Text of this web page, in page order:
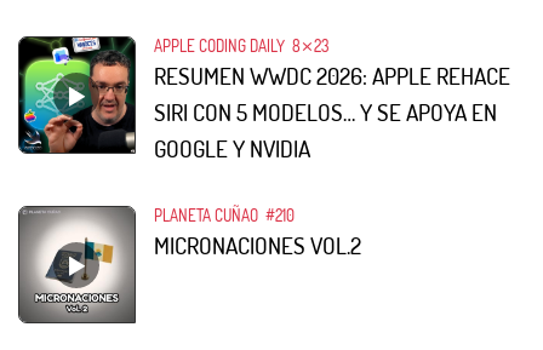
APPLE CODING DAILY 8⨯23
RESUMEN WWDC 2026: APPLE REHACE
SIRI CON 5 MODELOS… Y SE APOYA EN
GOOGLE Y NVIDIA
PLANETA CUÑAO #210
MICRONACIONES VOL.2